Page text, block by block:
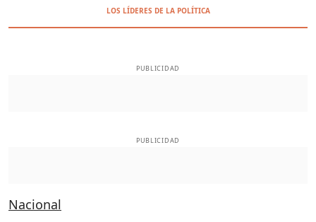
LOS LÍDERES DE LA POLÍTICA
PUBLICIDAD
PUBLICIDAD
Nacional